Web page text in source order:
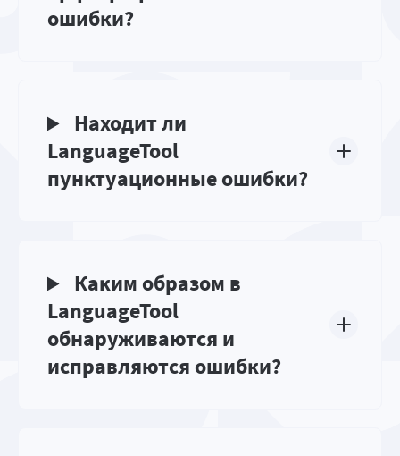
ошибки?
Находит ли
LanguageTool
пунктуационные ошибки?
Каким образом в
LanguageTool
обнаруживаются и
исправляются ошибки?